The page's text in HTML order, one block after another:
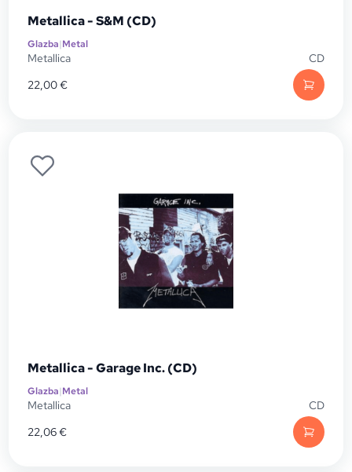
Metallica - S&M (CD)
Glazba|Metal
Metallica
CD
22,00€
Metallica - Garage Inc. (CD)
Glazba|Metal
Metallica
CD
22,06€